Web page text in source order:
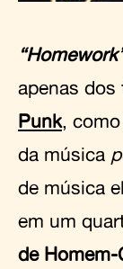
apenas dos
Punk,
da música
de música
em um
de